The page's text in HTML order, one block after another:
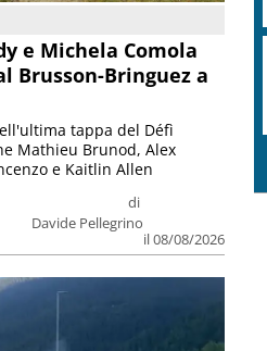
e Michela Comola
Brusson-Bringuez a
di
Davide Pellegrino
il 08/08/2026
tappa del Défì
Mathieu Brunod, Alex
e Kaitlin Allen